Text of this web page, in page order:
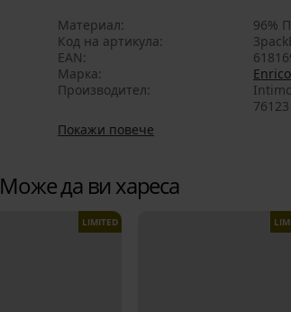
Материал
96%
Код на артикула
EAN
Марка
Производител
Покажи повече
Може да ви хареса
LIMITED